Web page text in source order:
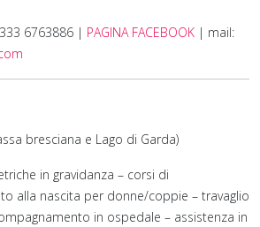
6763886 | PAGINA FACEBOOK | mail:
bresciana e Lago di Garda)
in gravidanza – corsi di
alla nascita per donne/coppie – travaglio
in ospedale – assistenza in